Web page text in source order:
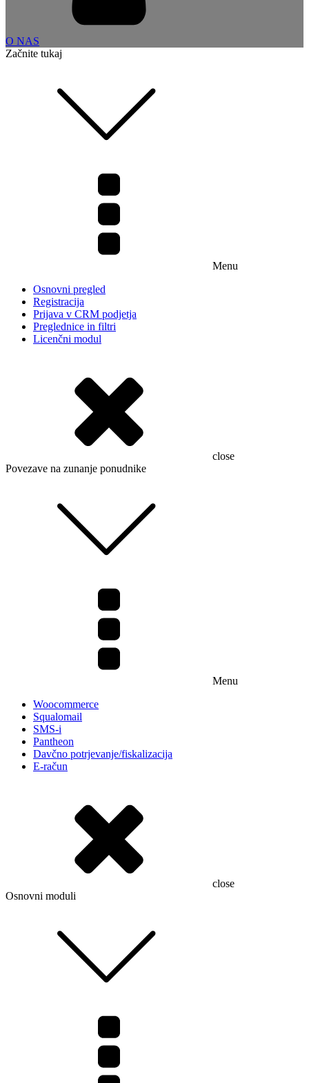
O NAS
Začnite tukaj
Menu
Osnovni pregled
Registracija
Prijava v CRM podjetja
Preglednice in filtri
Licenčni modul
close
Povezave na zunanje ponudnike
Menu
Woocommerce
Squalomail
SMS-i
Pantheon
Davčno potrjevanje/fiskalizacija
E-račun
close
Osnovni moduli